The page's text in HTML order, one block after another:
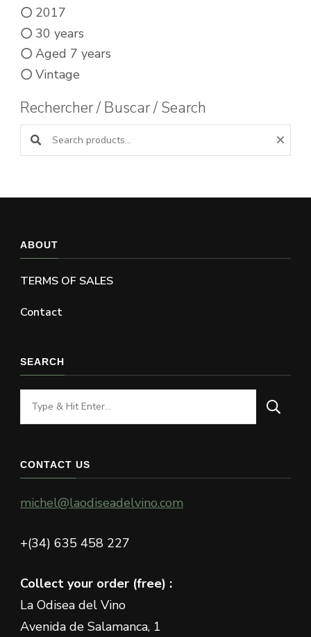
2017
30 years
Aged 7 years
Vintage
Rechercher / Buscar / Search
Search products:
ABOUT
TERMS OF SALES
Contact
SEARCH
Looking
for
CONTACT US
michel@laodiseadelvino.com
+(34) 635 458 227
Collect your order (free) :
La Odisea del Vino
Avenida de Salamanca, 1